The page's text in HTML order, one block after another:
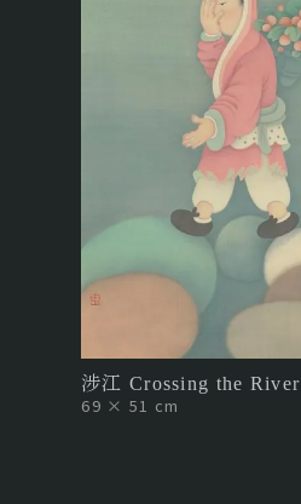
涉江 Crossing the River
69 × 51 cm